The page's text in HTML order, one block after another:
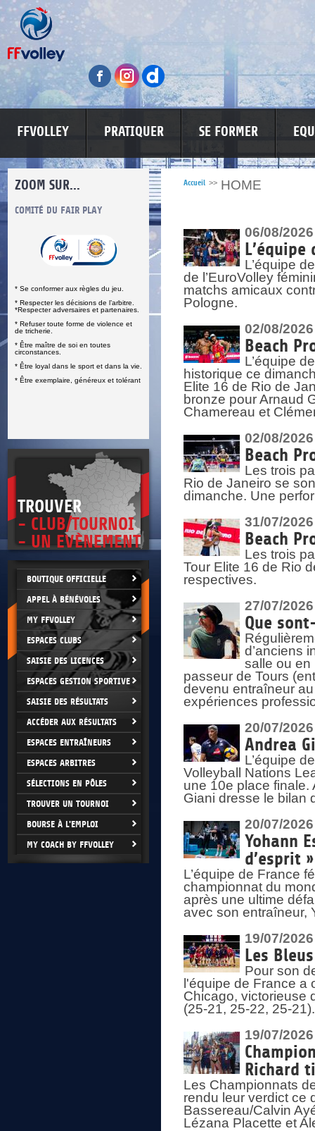
FFVOLLEY PRATIQUER SE FORMER
ZOOM SUR...
LUTTE CONTRE LES VIOLENCES MA PETITE SPONSO
>
TROUVER
- CLUB/TOURNOI
- UN EVÈNEMENT
BOUTIQUE OFFICIELLE
APPEL À BÉNÉVOLES
MY FFVOLLEY
ESPACES CLUBS
SAISIE DES LICENCES
ESPACES GESTION SPORTIVE
SAISIE DES RÉSULTATS
ACCÉDER AUX RÉSULTATS
ESPACES ENTRAÎNEURS
ESPACES ARBITRES
SÉLECTIONS EN PÔLES
TROUVER UN TOURNOI
BOURSE À L'EMPLOI
MY COACH BY FFVOLLEY
Accueil >> HOME
06/08/2026
L’équipe
L’équipe
de l’EuroVolley
matchs amicaux
Pologne.
02/08/2026
Beach
L’équipe
historique ce
Elite 16 de Rio de
bronze pour Arnaud
Chamereau et
02/08/2026
Beach
Les trois
Rio de Janeiro se
dimanche. Une
31/07/2026
Beach
Les trois
Tour Elite 16 de Rio
respectives.
27/07/2026
Que
d’anciens
salle ou en
passeur de Tours
devenu entraîneur
expériences
20/07/2026
Andrea
L’équipe
Volleyball Nations
une 10e place finale.
Giani dresse le bilan
20/07/2026
Yohann
d’esprit »
L’équipe de France
championnat du
après une ultime
avec son entraîneur,
19/07/2026
Les
Pour son
l'équipe de France a
Chicago, victorieuse
(25-21, 25-22, 25-
19/07/2026
Richard
Les Championnats
rendu leur verdict ce
Bassereau/Calvin
Lézana Placette et